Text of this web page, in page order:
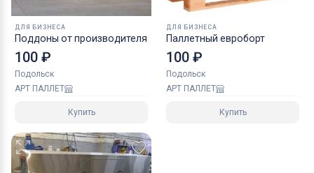
ДЛЯ БИЗНЕСА
Поддоны от производителя
100 ₽
Подольск
АРТ ПАЛЛЕТ
Купить
ДЛЯ БИЗНЕСА
Паллетный евроборт
100 ₽
Подольск
АРТ ПАЛЛЕТ
Купить